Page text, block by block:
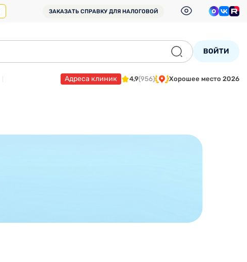
ЗАКАЗАТЬ СПРАВКУ ДЛЯ НАЛОГОВОЙ
ВОЙТИ
Адреса клиник 4,9(956) Хорошее место 2026